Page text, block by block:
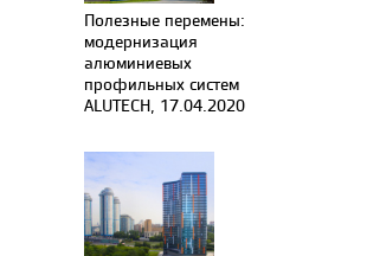
Полезные перемены:
модернизация
алюминиевых
профильных систем
ALUTECH, 17.04.2020